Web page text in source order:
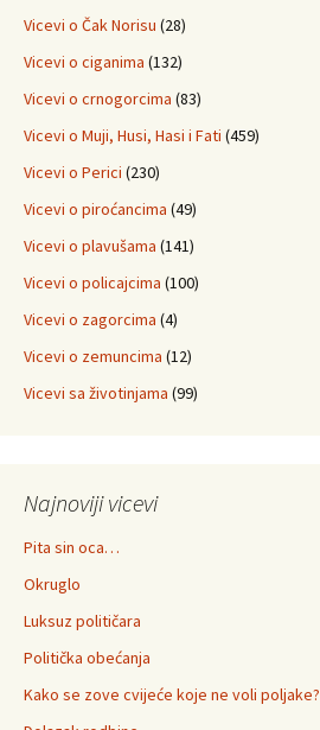
Vicevi o Čak Norisu (28)
Vicevi o ciganima (132)
Vicevi o crnogorcima (83)
Vicevi o Muji, Husi, Hasi i Fati (459)
Vicevi o Perici (230)
Vicevi o piroćancima (49)
Vicevi o plavušama (141)
Vicevi o policajcima (100)
Vicevi o zagorcima (4)
Vicevi o zemuncima (12)
Vicevi sa životinjama (99)
Najnoviji vicevi
Pita sin oca…
Okruglo
Luksuz političara
Politička obećanja
Kako se zove cvijeće koje ne voli poljake?